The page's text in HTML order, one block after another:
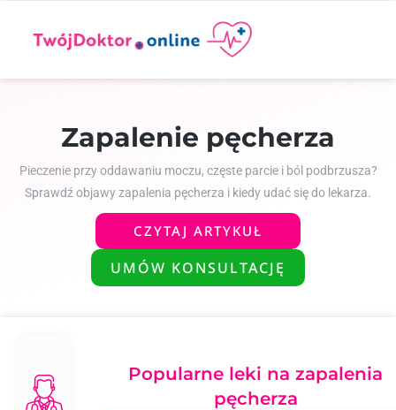
Zapalenie pęcherza
Pieczenie przy oddawaniu moczu, częste parcie i ból podbrzusza?
Sprawdź objawy zapalenia pęcherza i kiedy udać się do lekarza.
CZYTAJ ARTYKUŁ
UMÓW KONSULTACJĘ
Popularne leki na zapalenia
pęcherza